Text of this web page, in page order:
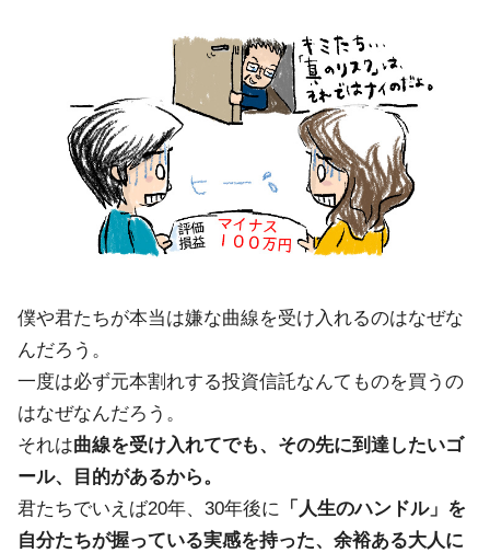
僕や君たちが本当は嫌な曲線を受け入れるのはなぜな
んだろう。
一度は必ず元本割れする投資信託なんてものを買うの
はなぜなんだろう。
それは曲線を受け入れてでも、その先に到達したいゴ
ール、目的があるから。
君たちでいえば20年、30年後に 「人生のハンドル」を
自分たちが握っている実感を持った、余裕ある大人に